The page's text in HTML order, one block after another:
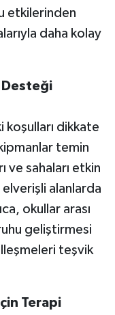
etkilerinden
daha kolay
Desteği
koşulları dikkate
temin
ve sahaları etkin
alanlarda
okullar arası
geliştirmesi
teşvik
Terapi